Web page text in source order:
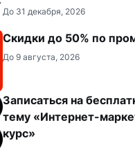
До 31 декабря, 2026
Скидки до 50% по
До 9 августа, 2026
Записаться на
тему «Интернет-
курс»